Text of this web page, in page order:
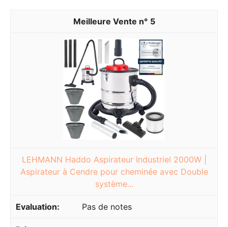
5
LEHMANN Haddo Aspirateur Industriel 2000W |
Aspirateur à Cendre pour cheminée avec Double
système...
Pas de notes